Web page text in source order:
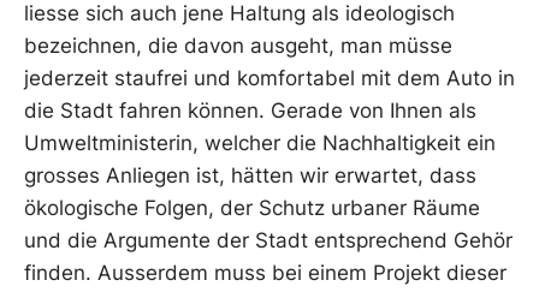
liesse sich auch jene Haltung als ideologisch
bezeichnen, die davon ausgeht, man müsse
jederzeit staufrei und komfortabel mit dem Auto in
die Stadt fahren können. Gerade von Ihnen als
Umweltministerin, welcher die Nachhaltigkeit ein
grosses Anliegen ist, hätten wir erwartet, dass
ökologische Folgen, der Schutz urbaner Räume
und die Argumente der Stadt entsprechend Gehör
finden. Ausserdem muss bei einem Projekt dieser